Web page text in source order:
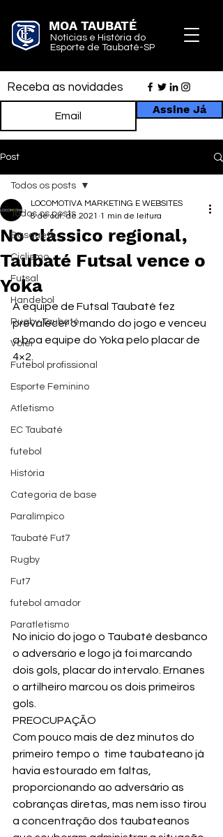
MOA TAUBATÉ
Notícias e História do
Esporte de Taubaté-SP
Receba as novidades
Assine Já
Post
Todos os posts
Basquete
Ciclismo
Futsal
Handebol
Rugby Taubaté
Vôlei
Futebol profissional
Esporte Feminino
Atletismo
EC Taubaté
futebol
História
Categoria de base
Paralímpico
Taubaté Fut7
Rugby
Fut7
futebol amador
Paratletismo
Todos os posts
No clássico regional,
Taubaté Futsal vence o
Yoka
LOCOMOTIVA MARKETING E WEBSITES
8 de out. de 2021 1 min de leitura
A equipe de Futsal Taubaté fez
prevalecer o mando do jogo e venceu
a boa equipe do Yoka pelo placar de
4×2.
No inicio do jogo o Taubaté desbanco
o adversário e logo já foi marcando
dois gols, placar do intervalo. Ernanes
o artilheiro marcou os dois primeiros
gols.
PREOCUPAÇÃO
Com pouco mais de dez minutos do
primeiro tempo o  time taubateano já
havia estourado em faltas,
proporcionando ao adversário as
cobranças diretas, mas nem isso tirou
a concentração dos taubateanos